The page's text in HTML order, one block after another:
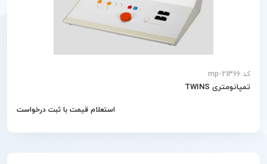
کد mp-21366
تمپانومتری TWINS
استعلام قیمت با ثبت درخواست